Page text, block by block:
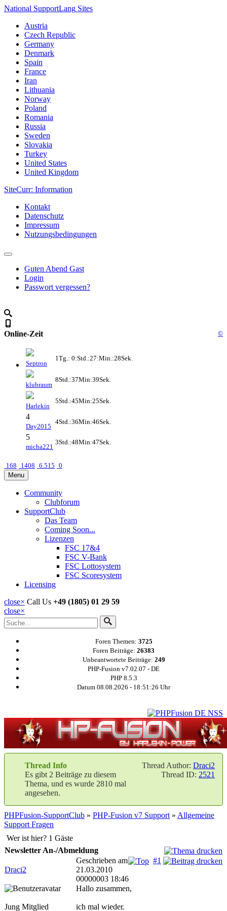
National SupportLang Sites
Austria
Czech Republic
Germany
Denmark
Spain
France
Iran
Lithuania
Norway
Poland
Romania
Russia
Sweden
Slovakia
Turkey
United States
United Kingdom
SiteCurr: Information
Kontakt
Datenschutz
Impressum
Nutzungsbedingungen
Guten Abend Gast
Login
Passwort vergessen?
Online-Zeit ©
Septron
1Tg.: 0:Std.:27:Min.:28Sek.
klubraum
8Std.:37Min:39Sek.
Harlekin
5Std.:45Min:25Sek.
4
Day2015
4Std.:36Min:46Sek.
5
micha221
3Std.:48Min:47Sek.
168 1408 6.515 0
Menu
Community
Clubforum
SupportClub
Das Team
Coming Soon...
Lizenzen
FSC 17&4
FSC V-Bank
FSC Lottosystem
FSC Scoresystem
Licensing
close× Call Us +49 (1805) 01 29 59
close×
Foren Themen: 3725
Foren Beiträge: 26383
Unbeantwortete Beiträge: 249
PHP-Fusion v7.02.07 - DE
PHP 8.5.3
Datum 08.08.2026 - 18:51:26 Uhr
Thread Author: Draci2
Thread ID: 2521
Thread Info
Es gibt 2 Beiträge zu diesem
Thema, und es wurde 2810 mal
angesehen.
PHPFusion-SupportClub » PHP-Fusion v7 Support » Allgemeine
Support Fragen
Wer ist hier? 1 Gäste
Newsletter An-/Abmeldung
Draci2
#1
Geschrieben am
21.03.2010
00000003 18:46
Jung Mitglied
Hallo zusammen,
ich mal wieder.